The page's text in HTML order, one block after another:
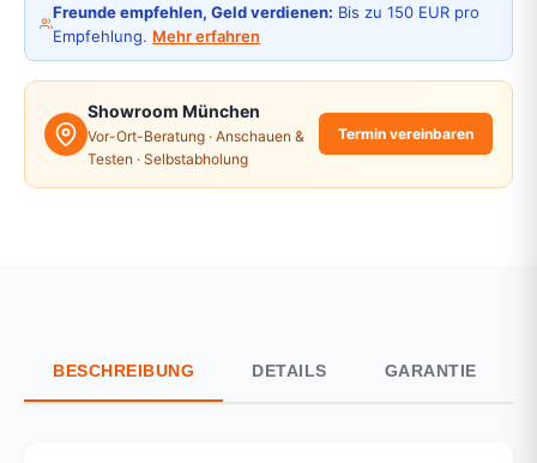
Freunde empfehlen, Geld verdienen: Bis zu 150 EUR pro
Empfehlung. Mehr erfahren
Showroom München
Vor-Ort-Beratung · Anschauen &
Testen · Selbstabholung
Termin vereinbaren
BESCHREIBUNG DETAILS GARANTIE